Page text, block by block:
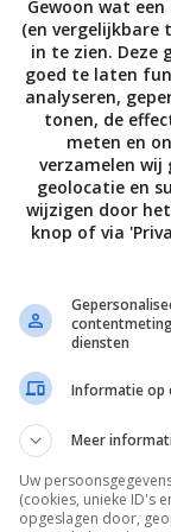
Ondertussen
minuten,
blokjes en doe
dus in kleine
geen zin in.
kom of diep
op je
water uit de
bij en roer dit
goed
te dik? Voeg
it’s up to
uit je pannetje,
op de salade
Gewoon wat
(en vergelijkbare
in te zien. Deze
goed te laten
analyseren,
tonen, de
meten en
verzamelen wij
geolocatie en
wijzigen door
knop of via
diensten
Informatie op
Meer
Uw
(cookies, unieke ID's
opgeslagen door,